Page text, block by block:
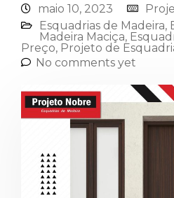
maio 10, 2023
Esquadrias de Madeira⁠,
Madeira Maciça,
Preço, Projeto de
No comments yet